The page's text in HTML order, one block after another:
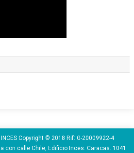
Copyright © 2018 Rif: G-20009922-4
con calle Chile, Edificio Inces. Caracas. 1041